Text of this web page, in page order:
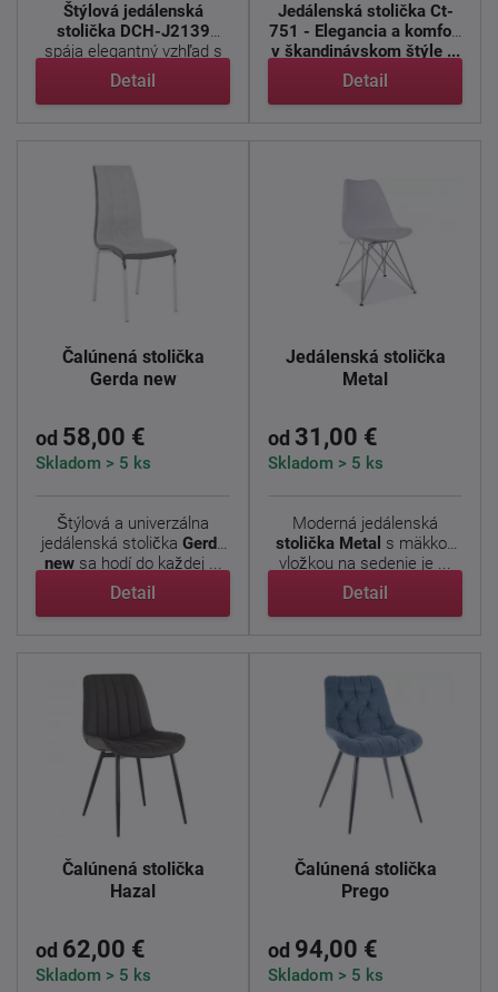
Štýlová jedálenská
stolička DCH-J2139
spája elegantný vzhľad s
...
Detail
Jedálenská stolička Ct-
751 - Elegancia a komfort
v škandinávskom štýle ...
Detail
Čalúnená stolička
Gerda new
od 58,00 €
Skladom > 5 ks
Štýlová a univerzálna
jedálenská stolička Gerda
newsa hodí do každej ...
Detail
Jedálenská stolička
Metal
od 31,00 €
Skladom > 5 ks
Moderná jedálenská
stolička Metal s mäkkou
vložkou na sedenie je ...
Detail
Čalúnená stolička
Hazal
od 62,00 €
Skladom > 5 ks
Čalúnená stolička
Prego
od 94,00 €
Skladom > 5 ks